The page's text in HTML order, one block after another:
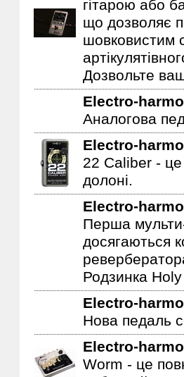
Electro-
Один з
гітарою або
що дозволяє
шовковистим
Дозвольте
Electro-
Аналогова
Electro-
22 Caliber - це
долоні.
Electro-
Перша
досягаються
Родзинка
Electro-
Нова педаль